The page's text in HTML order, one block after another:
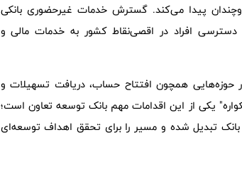
دوچندان پیدا می‌کند. گسترش خدمات غیرحضوری بانکی
افراد در اقصی‌نقاط کشور به خدمات مالی و
حوزه‌هایی همچون افتتاح حساب، دریافت تسهیلات و
یکی از این اقدامات مهم بانک توسعه تعاون است؛
بانک تبدیل شده و مسیر را برای تحقق اهداف توسعه‌ای